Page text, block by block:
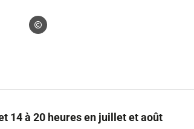
Droits gérés
14 à 20 heures en juillet et août